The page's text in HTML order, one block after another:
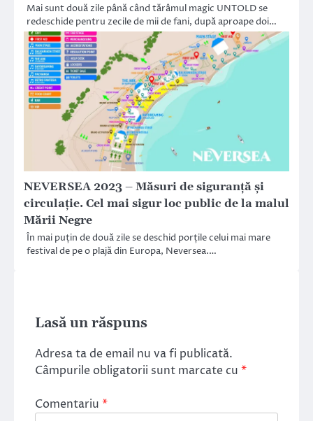
Mai sunt două zile până când tărâmul magic UNTOLD se
redeschide pentru zecile de mii de fani, după aproape doi…
NEVERSEA 2023 – Măsuri de siguranță și
circulație. Cel mai sigur loc public de la malul
Mării Negre
În mai puțin de două zile se deschid porțile celui mai mare
festival de pe o plajă din Europa, Neversea.…
Lasă un răspuns
Adresa ta de email nu va fi publicată.
Câmpurile obligatorii sunt marcate cu *
Comentariu *